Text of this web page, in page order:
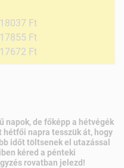
18037 Ft
17855 Ft
17672 Ft
napok, de főképp a hétvégék
napra tesszük át, hogy
időt töltsenek el utazással
kéred a pénteki
rovatban jelezd!